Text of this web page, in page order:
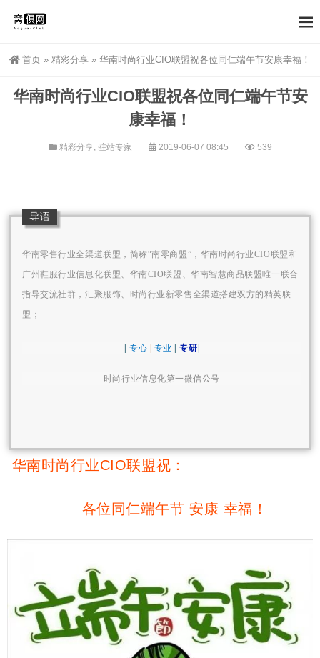
首页 » 精彩分享 » 华南时尚行业CIO联盟祝各位同仁端午节安康幸福！
华南时尚行业CIO联盟祝各位同仁端午节安
康幸福！
精彩分享, 驻站专家 2019-06-07 08:45 539
导语
华南零售行业全渠道联盟，简称“南零商盟”，华南时尚行业CIO联盟和
广州鞋服行业信息化联盟、 华南CIO联盟、华南智慧商品联盟唯一联合
指导交流社群，汇聚服饰、时尚行业新零售全渠道搭建双方的精英联
盟；
专心 专业 专研
时尚行业信息化第一微信公号
华南时尚行业CIO联盟祝：
各位同仁端午节 安康 幸福！